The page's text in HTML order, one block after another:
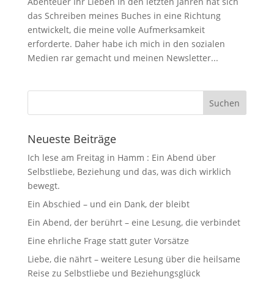
das Schreiben meines Buches in eine Richtung
entwickelt, die meine volle Aufmerksamkeit
erforderte. Daher habe ich mich in den sozialen
Medien rar gemacht und meinen Newsletter...
Neueste Beiträge
Ich lese am Freitag in Hamm : Ein Abend über
Selbstliebe, Beziehung und das, was dich wirklich
bewegt.
Ein Abschied – und ein Dank, der bleibt
Ein Abend, der berührt – eine Lesung, die verbindet
Eine ehrliche Frage statt guter Vorsätze
Liebe, die nährt – weitere Lesung über die heilsame
Reise zu Selbstliebe und Beziehungsglück